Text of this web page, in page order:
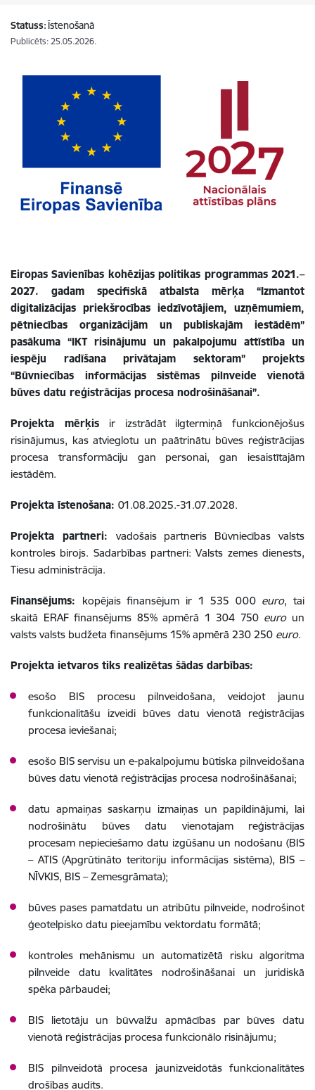
Statuss:Īstenošanā
Publicēts: 25.05.2026.
Eiropas Savienības kohēzijas politikas programmas 2021.–
2027. gadam specifiskā atbalsta mērķa “Izmantot
digitalizācijas priekšrocības iedzīvotājiem, uzņēmumiem,
pētniecības organizācijām un publiskajām iestādēm”
pasākuma “IKT risinājumu un pakalpojumu attīstība un
iespēju radīšana privātajam sektoram” projekts
“Būvniecības informācijas sistēmas pilnveide vienotā
būves datu reģistrācijas procesa nodrošināšanai”.
Projekta mērķis ir izstrādāt ilgtermiņā funkcionējošus
risinājumus, kas atvieglotu un paātrinātu būves reģistrācijas
procesa transformāciju gan personai, gan iesaistītajām
iestādēm.
Projekta īstenošana: 01.08.2025.-31.07.2028.
Projekta partneri: vadošais partneris Būvniecības valsts
kontroles birojs. Sadarbības partneri: Valsts zemes dienests,
Tiesu administrācija.
Finansējums: kopējais finansējum ir 1 535 000 euro, tai
skaitā ERAF finansējums 85% apmērā 1 304 750 euroun
valsts valsts budžeta finansējums 15% apmērā 230 250 euro.
Projekta ietvaros tiks realizētas šādas darbības:
esošo BIS procesu pilnveidošana, veidojot jaunu
funkcionalitāšu izveidi būves datu vienotā reģistrācijas
procesa ieviešanai;
esošo BIS servisu un e-pakalpojumu būtiska pilnveidošana
būves datu vienotā reģistrācijas procesa nodrošināšanai;
datu apmaiņas saskarņu izmaiņas un papildinājumi, lai
nodrošinātu būves datu vienotajam reģistrācijas
procesam nepieciešamo datu izgūšanu un nodošanu (BIS
– ATIS (Apgrūtināto teritoriju informācijas sistēma), BIS –
NĪVKIS, BIS – Zemesgrāmata);
būves pases pamatdatu un atribūtu pilnveide, nodrošinot
ģeotelpisko datu pieejamību vektordatu formātā;
kontroles mehānismu un automatizētā risku algoritma
pilnveide datu kvalitātes nodrošināšanai un juridiskā
spēka pārbaudei;
BIS lietotāju un būvvalžu apmācības par būves datu
vienotā reģistrācijas procesa funkcionālo risinājumu;
BIS pilnveidotā procesa jaunizveidotās funkcionalitātes
drošības audits.